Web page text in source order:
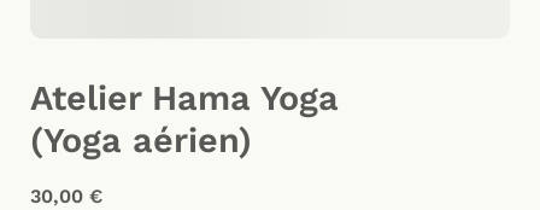
Atelier Hama Yoga
(Yoga aérien)
30,00 €